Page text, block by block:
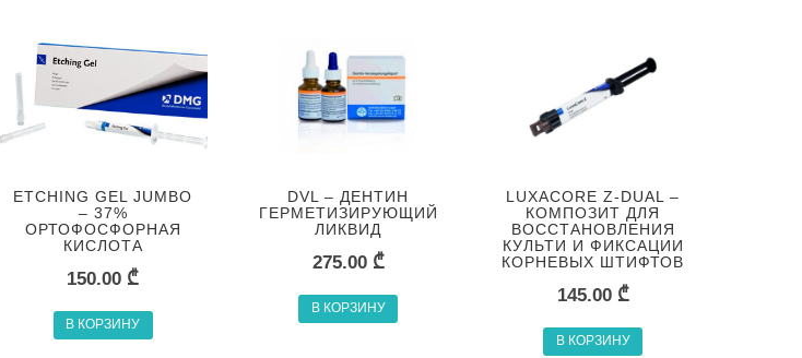
ETCHING GEL JUMBO
– 37%
ОРТОФОСФОРНАЯ
КИСЛОТА
150.00 ₾
В КОРЗИНУ
DVL – ДЕНТИН
ГЕРМЕТИЗИРУЮЩИЙ
ЛИКВИД
275.00 ₾
В КОРЗИНУ
LUXACORE Z-DUAL –
КОМПОЗИТ ДЛЯ
ВОССТАНОВЛЕНИЯ
КУЛЬТИ И ФИКСАЦИИ
КОРНЕВЫХ ШТИФТОВ
145.00 ₾
В КОРЗИНУ